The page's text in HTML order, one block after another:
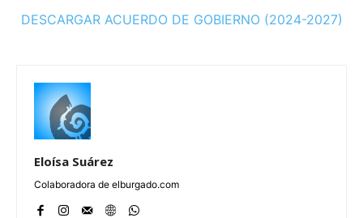
DESCARGAR ACUERDO DE GOBIERNO (2024-2027)
Eloísa Suárez
Colaboradora de elburgado.com